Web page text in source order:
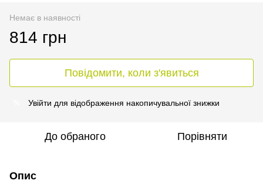
Немає в наявності
814 грн
Повідомити, коли з'явиться
Увійти для відображення накопичувальної знижки
До обраного Порівняти
Опис